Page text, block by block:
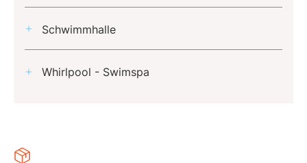
Schwimmhalle
Whirlpool - Swimspa